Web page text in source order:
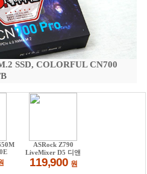
SSD, COLORFUL CN700